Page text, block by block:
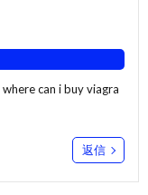
where can i buy viagra
返信